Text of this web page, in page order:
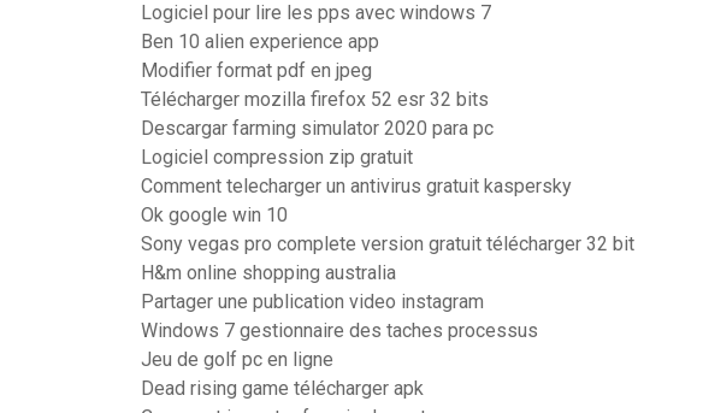
Logiciel pour lire les pps avec windows 7
Ben 10 alien experience app
Modifier format pdf en jpeg
Télécharger mozilla firefox 52 esr 32 bits
Descargar farming simulator 2020 para pc
Logiciel compression zip gratuit
Comment telecharger un antivirus gratuit kaspersky
Ok google win 10
Sony vegas pro complete version gratuit télécharger 32 bit
H&m online shopping australia
Partager une publication video instagram
Windows 7 gestionnaire des taches processus
Jeu de golf pc en ligne
Dead rising game télécharger apk